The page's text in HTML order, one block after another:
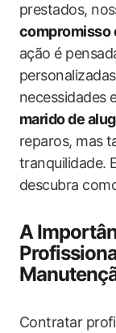
prestados,
compromisso
ação é
necessidades
marido de
reparos, mas
tranquilidade.
descubra
A
Contratar